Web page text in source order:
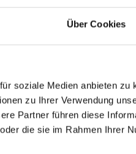
Über Cookies
soziale Medien anbieten zu
zu Ihrer Verwendung
Partner führen diese
die sie im Rahmen Ihrer